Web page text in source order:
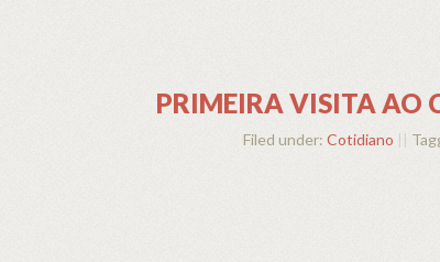
PRIMEIRA VISITA AO
Filed under: Cotidiano ||